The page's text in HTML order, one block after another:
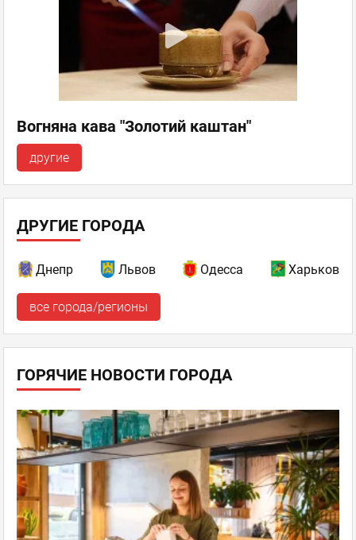
Вогняна кава "Золотий каштан"
другие
ДРУГИЕ ГОРОДА
Днепр Львов Одесса Харьков
все города/регионы
ГОРЯЧИЕ НОВОСТИ ГОРОДА